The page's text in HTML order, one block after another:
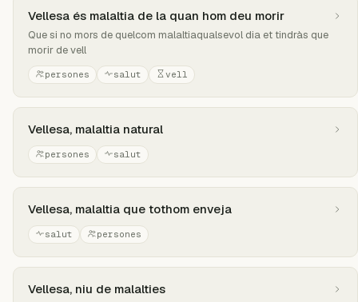
Vellesa és malaltia de la quan hom deu morir
Que si no mors de quelcom malaltiaqualsevol dia et tindràs que
morir de vell
persones salut vell
Vellesa, malaltia natural
persones salut
Vellesa, malaltia que tothom enveja
salut persones
Vellesa, niu de malalties